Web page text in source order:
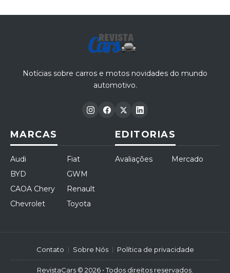
Notícias sobre carros e motos novidades do mundo
automotivo.
MARCAS
Audi
BYD
CAOA Chery
Chevrolet
Fiat
GWM
Renault
Toyota
EDITORIAS
Avaliações Mercado
RevistaCars © 2026 • Todos direitos reservados.
Contato Sobre Nós Política de privacidade